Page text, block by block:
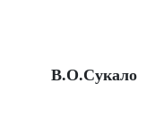
В.О.Сукало